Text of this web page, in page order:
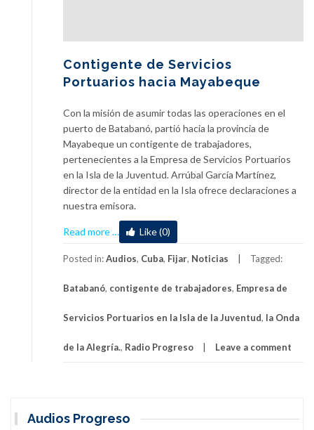
Contigente de Servicios
Portuarios hacia Mayabeque
Con la misión de asumir todas las operaciones en el
puerto de Batabanó, partió hacia la provincia de
Mayabeque un contigente de trabajadores,
pertenecientes a la Empresa de Servicios Portuarios
en la Isla de la Juventud. Arrúbal García Martínez,
director de la entidad en la Isla ofrece declaraciones a
nuestra emisora.
Read more
about
Contigente
de
Portuarios
Mayabeque
… Like (0)
Posted in:Audios, Cuba, Fijar, Noticias Tagged:
Batabanó, contigente de trabajadores, Empresa de
Servicios Portuarios en la Isla de la Juventud, la Onda
de la Alegría., Radio Progreso Leave a comment
Audios Progreso